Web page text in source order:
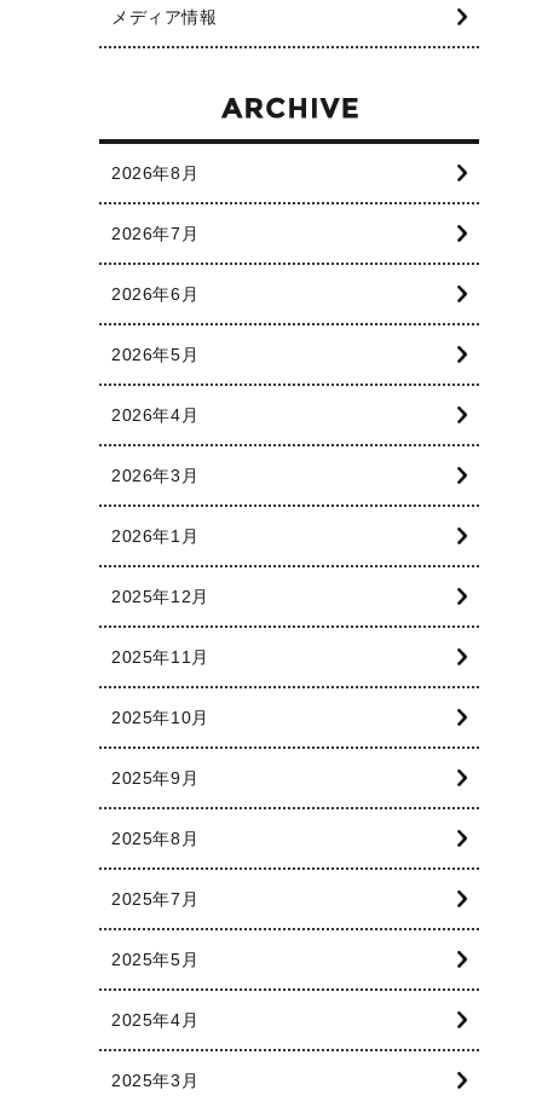
メディア情報
2026年8月
2026年7月
2026年6月
2026年5月
2026年4月
2026年3月
2026年1月
2025年12月
2025年11月
2025年10月
2025年9月
2025年8月
2025年7月
2025年5月
2025年4月
2025年3月